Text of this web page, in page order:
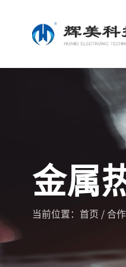
金属
当前位置： 首页 / 合